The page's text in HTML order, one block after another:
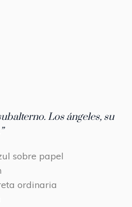
Los ángeles, su
sobre papel
ordinaria